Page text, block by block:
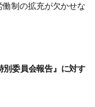
制の拡充が欠かせな
委員会報告』に対す